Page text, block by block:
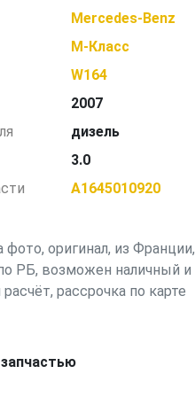
Mercedes-Benz
M-Класс
W164
2007
дизель
3.0
A1645010920
фото, оригинал, из Франции,
РБ, возможен наличный и
рассрочка по карте